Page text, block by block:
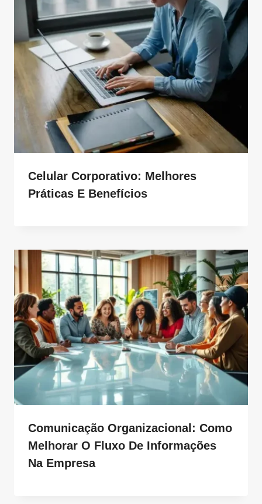
Celular Corporativo: Melhores
Práticas E Benefícios
Comunicação Organizacional: Como
Melhorar O Fluxo De Informações
Na Empresa